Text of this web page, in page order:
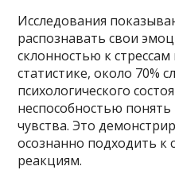
Исследования
распознавать свои
склонностью к стрессам
статистике, около 70%
психологического
неспособностью
чувства. Это
осознанно подходить
реакциям.